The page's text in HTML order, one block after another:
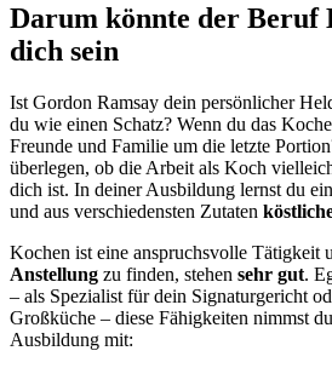
Darum könnte der Beruf
dich sein
Ist Gordon Ramsay dein persönlicher
du wie einen Schatz? Wenn du das
Freunde und Familie um die letzte
überlegen, ob die Arbeit als Koch
dich ist. In deiner Ausbildung lernst du
und aus verschiedensten Zutaten
Kochen ist eine anspruchsvolle Tätigkeit
Anstellung zu finden, stehen sehr gut.
– als Spezialist für dein Signaturgericht
Großküche – diese Fähigkeiten nimmst
Ausbildung mit: